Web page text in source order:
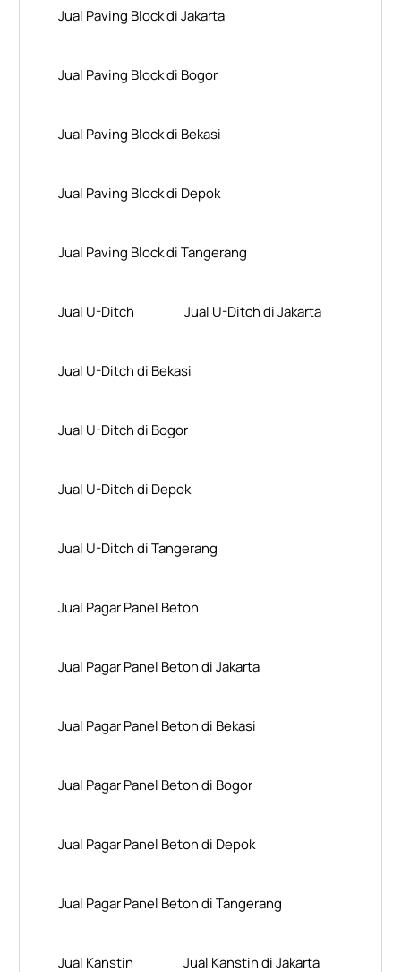
Jual Paving Block di Jakarta
Jual Paving Block di Bogor
Jual Paving Block di Bekasi
Jual Paving Block di Depok
Jual Paving Block di Tangerang
Jual U-Ditch Jual U-Ditch di Jakarta
Jual U-Ditch di Bekasi
Jual U-Ditch di Bogor
Jual U-Ditch di Depok
Jual U-Ditch di Tangerang
Jual Pagar Panel Beton
Jual Pagar Panel Beton di Jakarta
Jual Pagar Panel Beton di Bekasi
Jual Pagar Panel Beton di Bogor
Jual Pagar Panel Beton di Depok
Jual Pagar Panel Beton di Tangerang
Jual Kanstin Jual Kanstin di Jakarta